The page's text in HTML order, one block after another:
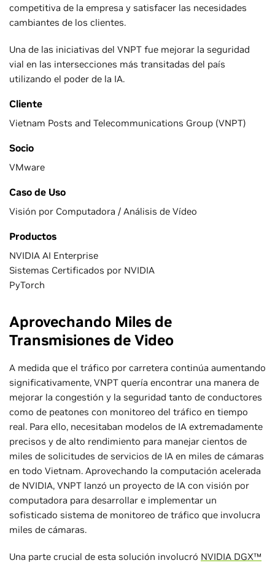
competitiva de la empresa y satisfacer las necesidades
cambiantes de los clientes.
Una de las iniciativas del VNPT fue mejorar la seguridad
vial en las intersecciones más transitadas del país
utilizando el poder de la IA.
Cliente
Vietnam Posts and Telecommunications Group (VNPT)
Socio
VMware
Caso de Uso
Visión por Computadora / Análisis de Vídeo
Productos
NVIDIA AI Enterprise
Sistemas Certificados por NVIDIA
PyTorch
Aprovechando Miles de
Transmisiones de Video
A medida que el tráfico por carretera continúa aumentando
significativamente, VNPT quería encontrar una manera de
mejorar la congestión y la seguridad tanto de conductores
como de peatones con monitoreo del tráfico en tiempo
real. Para ello, necesitaban modelos de IA extremadamente
precisos y de alto rendimiento para manejar cientos de
miles de solicitudes de servicios de IA en miles de cámaras
en todo Vietnam. Aprovechando la computación acelerada
de NVIDIA, VNPT lanzó un proyecto de IA con visión por
computadora para desarrollar e implementar un
sofisticado sistema de monitoreo de tráfico que involucra
miles de cámaras.
Una parte crucial de esta solución involucró NVIDIA DGX™